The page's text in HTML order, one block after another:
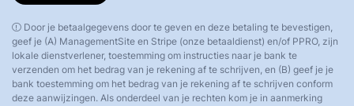
Door je betaalgegevens door te geven en deze betaling te bevestigen,
geef je (A) ManagementSite en Stripe (onze betaaldienst) en/of PPRO, zijn
lokale dienstverlener, toestemming om instructies naar je bank te
verzenden om het bedrag van je rekening af te schrijven, en (B) geef je je
bank toestemming om het bedrag van je rekening af te schrijven conform
deze aanwijzingen. Als onderdeel van je rechten kom je in aanmerking